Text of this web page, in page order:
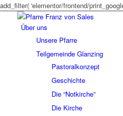
add_filter( 'elementor/frontend/
Über uns
Unsere Pfarre
Teilgemeinde Glanzing
Pastoralkonzept
Geschichte
Die “Notkirche”
Die Kirche